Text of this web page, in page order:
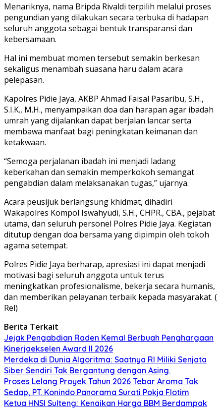
Menariknya, nama Bripda Rivaldi terpilih melalui proses
pengundian yang dilakukan secara terbuka di hadapan
seluruh anggota sebagai bentuk transparansi dan
kebersamaan.
Hal ini membuat momen tersebut semakin berkesan
sekaligus menambah suasana haru dalam acara
pelepasan.
Kapolres Pidie Jaya, AKBP Ahmad Faisal Pasaribu, S.H.,
S.I.K., M.H., menyampaikan doa dan harapan agar ibadah
umrah yang dijalankan dapat berjalan lancar serta
membawa manfaat bagi peningkatan keimanan dan
ketakwaan.
“Semoga perjalanan ibadah ini menjadi ladang
keberkahan dan semakin memperkokoh semangat
pengabdian dalam melaksanakan tugas,” ujarnya.
Acara peusijuk berlangsung khidmat, dihadiri
Wakapolres Kompol Iswahyudi, S.H., CHPR., CBA., pejabat
utama, dan seluruh personel Polres Pidie Jaya. Kegiatan
ditutup dengan doa bersama yang dipimpin oleh tokoh
agama setempat.
Polres Pidie Jaya berharap, apresiasi ini dapat menjadi
motivasi bagi seluruh anggota untuk terus
meningkatkan profesionalisme, bekerja secara humanis,
dan memberikan pelayanan terbaik kepada masyarakat. (
Rel)
Berita Terkait
Jejak Pengabdian Raden Kemal Berbuah Penghargaan
Kinerjaekselen Award II 2026
Merdeka di Dunia Algoritma: Saatnya RI Miliki Senjata
Siber Sendiri Tak Bergantung dengan Asing.
Proses Lelang Proyek Tahun 2026 Tebar Aroma Tak
Sedap, PT. Konindo Panorama Surati Pokja Flotim
Ketua HNSI Sulteng: Kenaikan Harga BBM Berdampak